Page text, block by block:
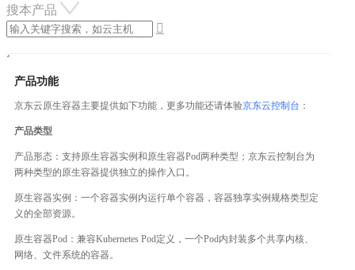
搜本产品

产品功能
京东云原生容器主要提供如下功能，更多功能还请体验京东云控制台 ：
产品类型
产品形态：支持原生容器实例和原生容器Pod两种类型；京东云控制台为
两种类型的原生容器提供独立的操作入口。
原生容器实例：一个容器实例内运行单个容器，容器独享实例规格类型定
义的全部资源。
原生容器Pod：兼容Kubernetes Pod定义，一个Pod内封装多个共享内核、
网络、文件系统的容器。